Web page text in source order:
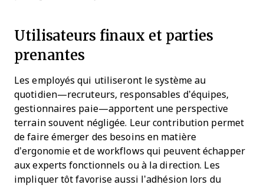
Utilisateurs finaux et parties
prenantes
Les employés qui utiliseront le système au
quotidien—recruteurs, responsables d’équipes,
gestionnaires paie—apportent une perspective
terrain souvent négligée. Leur contribution permet
de faire émerger des besoins en matière
d’ergonomie et de workflows qui peuvent échapper
aux experts fonctionnels ou à la direction. Les
impliquer tôt favorise aussi l’adhésion lors du